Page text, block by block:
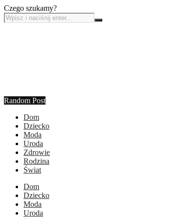
Czego szukamy?
Random Post
Dom
Dziecko
Moda
Uroda
Zdrowie
Rodzina
Świat
Dom
Dziecko
Moda
Uroda